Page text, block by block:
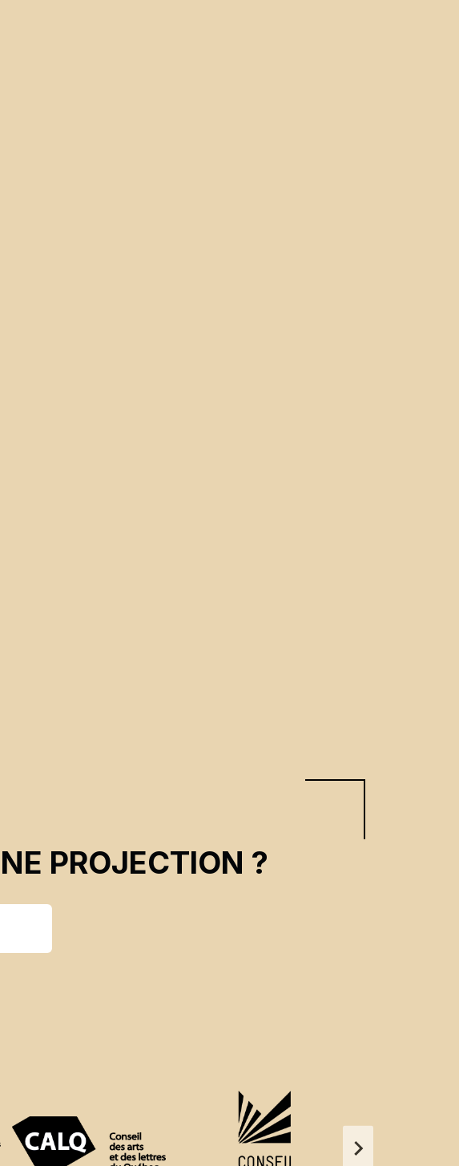
PROJECTION ?